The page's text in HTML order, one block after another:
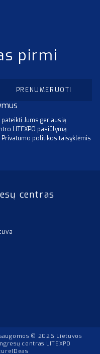
pirmi
Jums geriausią
LITEXPO pasiūlymą.
politikos taisyklėmis
centras
© 2026 Lietuvos
centras LITEXPO